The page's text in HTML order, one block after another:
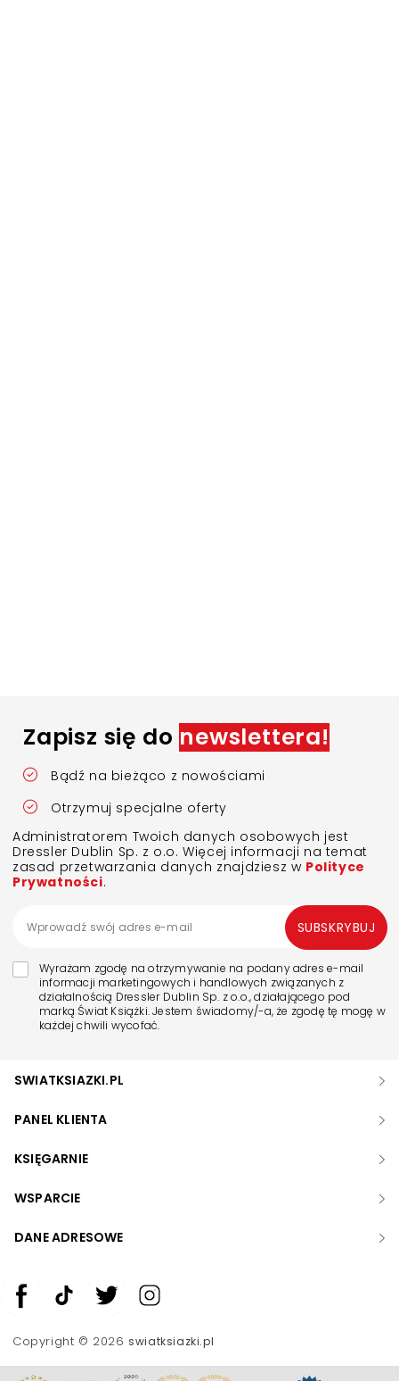
Zapisz się do newslettera!
Bądź na bieżąco z nowościami
Otrzymuj specjalne oferty
Administratorem Twoich danych osobowych jest
Dressler Dublin Sp. z o.o. Więcej informacji na temat
zasad przetwarzania danych znajdziesz w Polityce
Prywatności.
Wyrażam zgodę na otrzymywanie na podany adres e-mail
informacji marketingowych i handlowych związanych z
działalnością Dressler Dublin Sp. z o.o., działającego pod
marką Świat Książki. Jestem świadomy/-a, że zgodę tę mogę w
każdej chwili wycofać.
SUBSKRYBUJ
SWIATKSIAZKI.PL
PANEL KLIENTA
KSIĘGARNIE
WSPARCIE
DANE ADRESOWE
Copyright © 2026swiatksiazki.pl
Zwiększ rozmiar czcionki